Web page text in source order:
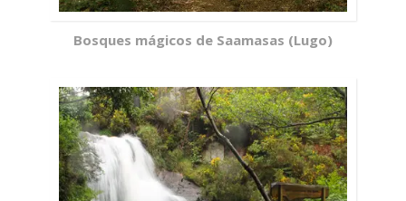
Bosques mágicos de Saamasas (Lugo)